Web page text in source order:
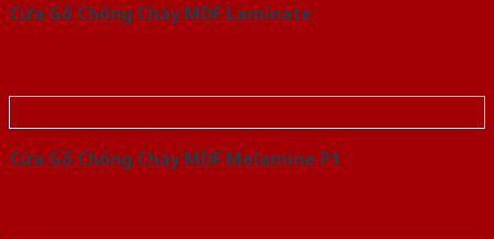
Cửa Gỗ Chống Cháy MDF Laminate
Cửa Gỗ Chống Cháy MDF Melamine P1